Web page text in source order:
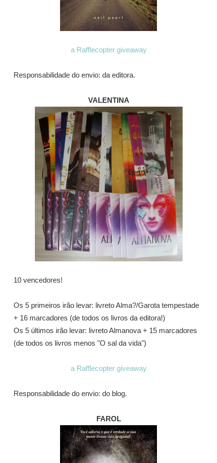
a Rafflecopter giveaway
Responsabilidade do envio: da editora.
VALENTINA
10 vencedores!
Os 5 primeiros irão levar: livreto Alma?/Garota tempestade
+ 16 marcadores (de todos os livros da editora!)
Os 5 últimos irão levar: livreto Almanova + 15 marcadores
(de todos os livros menos "O sal da vida")
a Rafflecopter giveaway
Responsabilidade do envio: do blog.
FAROL